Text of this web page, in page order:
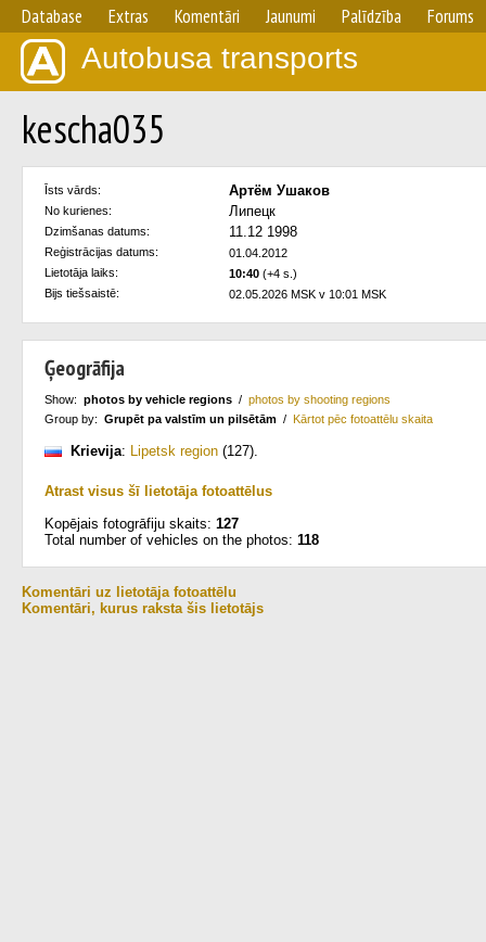
Database Extras Komentāri Jaunumi Palīdzība Forums
Autobusa transports
kescha035
Īsts vārds: Артём Ушаков
No kurienes: Липецк
Dzimšanas datums: 11.12 1998
Reģistrācijas datums:
01.04.2012
Lietotāja laiks:
10:40 (+4 s.)
Bijs tiešsaistē:
02.05.2026 MSK v 10:01 MSK
Ģeogrāfija
Show: photos by vehicle regions / photos by shooting regions
Group by: Grupēt pa valstīm un pilsētām / Kārtot pēc fotoattēlu skaita
Krievija: Lipetsk region (127).
Atrast visus šī lietotāja fotoattēlus
Kopējais fotogrāfiju skaits: 127
Total number of vehicles on the photos: 118
Komentāri uz lietotāja fotoattēlu
Komentāri, kurus raksta šis lietotājs